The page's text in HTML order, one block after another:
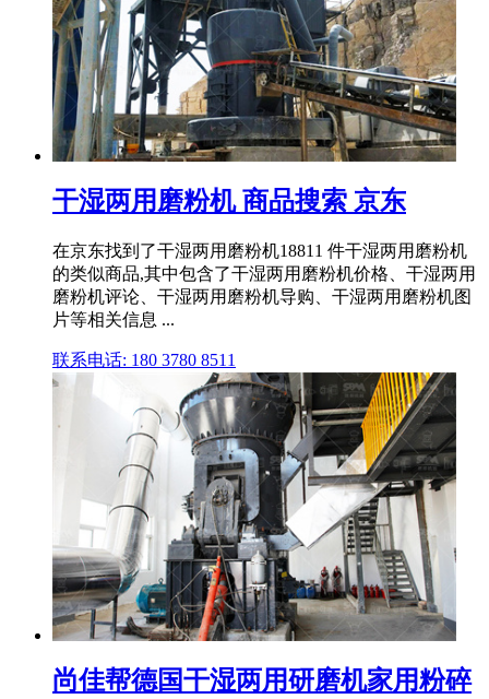
干湿两用磨粉机 商品搜索 京东
在京东找到了干湿两用磨粉机18811 件干湿两用磨粉机
的类似商品,其中包含了干湿两用磨粉机价格、干湿两用
磨粉机评论、干湿两用磨粉机导购、干湿两用磨粉机图
片等相关信息 ...
联系电话: 180 3780 8511
尚佳帮德国干湿两用研磨机家用粉碎